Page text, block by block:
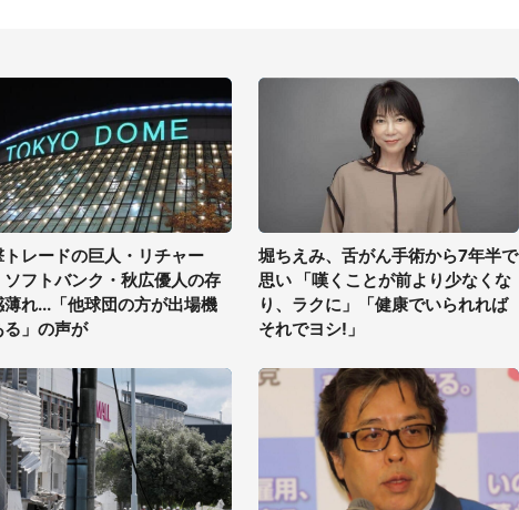
トレードの巨人・リチャー
ソフトバンク・秋広優人の存
薄れ...「他球団の方が出場機
る」の声が
堀ちえみ、舌がん手術から7年半で
思い 「嘆くことが前より少なくな
り、ラクに」「健康でいられれば
それでヨシ!」